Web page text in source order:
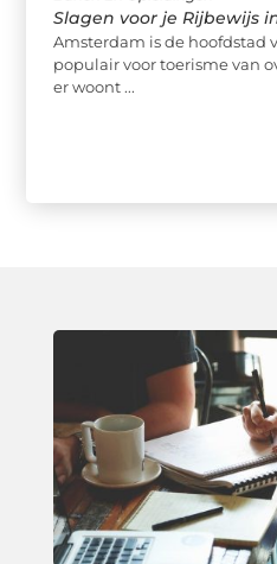
Slagen voor je Rijbewijs
Amsterdam is de hoofdstad
populair voor toerisme van
er woont ...